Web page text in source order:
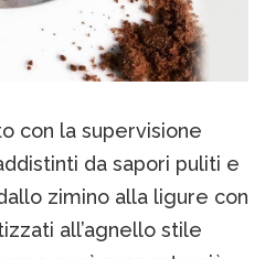
con la supervisione
da sapori puliti e
zimino alla ligure con
all’agnello stile